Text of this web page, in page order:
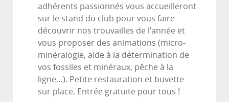
adhérents passionnés vous accueilleront
sur le stand du club pour vous faire
découvrir nos trouvailles de l'année et
vous proposer des animations (micro-
minéralogie, aide à la détermination de
vos fossiles et minéraux, pêche à la
ligne…). Petite restauration et buvette
sur place. Entrée gratuite pour tous !